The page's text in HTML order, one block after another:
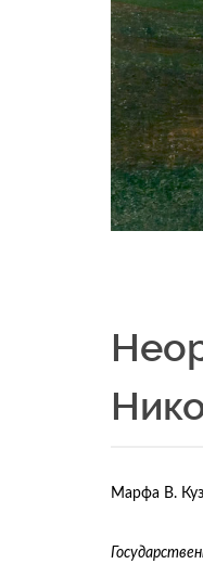
Марфа В.